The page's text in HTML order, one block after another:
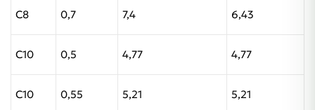
С8 0,7 7,4 6,43
С10 0,5 4,77 4,77
С10 0,55 5,21 5,21